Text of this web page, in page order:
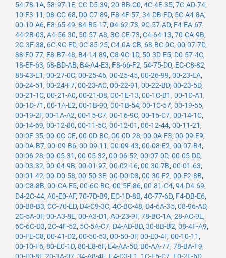
54-78-1A, 58-97-1E, CC-D5-39, 20-BB-C0, 4C-4E-35, 7C-AD-74,
10-F3-11 , 08-CC-68, D0-C7-89, F8-4F-57, 34-DB-FD, 5C-A4-8A,
00-10-A6, E8-65-49, 84-B5-17, 04-62-73, 9C-57-AD, F4-EA-67,
44-2B-03, A4-56-30, 50-57-A8, 3C-CE-73, C4-64-13, 70-CA-9B,
2C-3F-38, 6C-9C-ED, 0C-85-25, C4-0A-CB, 68-BC-0C, 00-07-7D,
88-F0-77, E8-B7-48, B4-14-89, C8-9C-1D, 50-3D-E5, D0-57-4C,
18-EF-63, 68-BD-AB, B4-A4-E3, F8-66-F2, 54-75-D0, EC-C8-82,
88-43-E1 , 00-27-0C, 00-25-46, 00-25-45, 00-26-99, 00-23-EA,
00-24-51 , 00-24-F7, 00-23-AC, 00-22-91 , 00-22-BD, 00-23-5D,
00-21-1C, 00-21-A0, 00-21-D8, 00-1E-13, 00-1C-B1 , 00-1D-A1 ,
00-1D-71 , 00-1A-E2, 00-1B-90, 00-1B-54, 00-1C-57, 00-19-55,
00-19-2F, 00-1A-A2, 00-15-C7, 00-16-9C, 00-16-C7, 00-14-1C,
00-14-69, 00-12-80, 00-11-5C, 00-12-01 , 00-12-44, 00-11-21 ,
00-0F-35, 00-0C-CE, 00-0D-BC, 00-0D-28, 00-0A-F3, 00-09-E9,
00-0A-B7, 00-09-B6, 00-09-11 , 00-09-43, 00-08-E2, 00-07-B4,
00-06-28, 00-05-31 , 00-05-32, 00-06-52, 00-07-0D, 00-05-DD,
00-03-32, 00-04-9B, 00-01-97, 00-02-16, 00-30-7B, 00-01-63,
00-01-42, 00-D0-58, 00-50-3E, 00-D0-D3, 00-30-F2, 00-F2-8B,
00-C8-8B, 00-CA-E5, 00-6C-BC, 00-5F-86, 00-81-C4, 94-D4-69,
D4-2C-44, A0-E0-AF, 70-7D-B9, EC-1D-8B, 4C-77-6D, F4-DB-E6,
00-B8-B3, CC-70-ED, D4-C9-3C, 4C-BC-48, D4-6A-35, 08-96-AD,
2C-5A-0F, 00-A3-8E, 00-A3-D1 , A0-23-9F, 78-BC-1A, 28-AC-9E,
6C-6C-D3, 2C-4F-52, 5C-5A-C7, D4-AD-BD, 30-8B-B2, 08-4F-A9,
00-FE-C8, 00-41-D2, 00-50-53, 00-50-0F, 00-E0-4F, 00-10-11 ,
00-10-F6, 80-E0-1D, 80-E8-6F, E4-AA-5D, B0-AA-77, 78-BA-F9,